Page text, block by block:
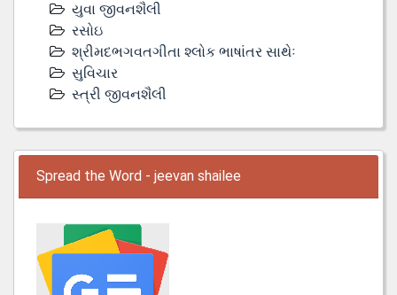
યુવા જીવનશૈલી
રસોઇ
શ્રીમદભગવતગીતા શ્લોક ભાષાંતર સાથેઃ
સુવિચાર
સ્ત્રી જીવનશૈલી
Spread the Word - jeevan shailee